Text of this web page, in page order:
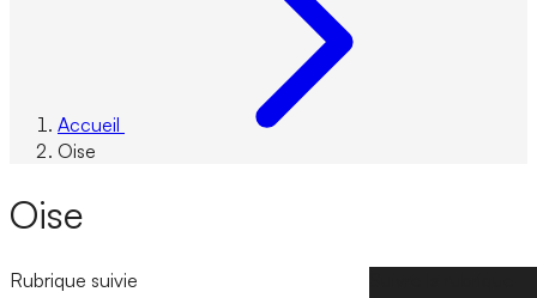
Accueil
Oise
Oise
Rubrique suivie